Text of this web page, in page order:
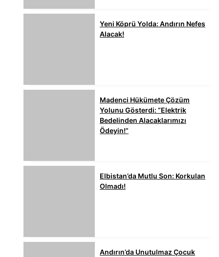
Yeni Köprü Yolda: Andırın Nefes
Alacak!
Madenci Hükümete Çözüm
Yolunu Gösterdi: “Elektrik
Bedelinden Alacaklarımızı
Ödeyin!”
Elbistan’da Mutlu Son: Korkulan
Olmadı!
Andırın’da Unutulmaz Çocuk